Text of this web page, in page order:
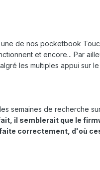
de nos pocketbook
et encore... Par
les multiples appui sur
semaines de recherche
il semblerait que le
correctement, d'où